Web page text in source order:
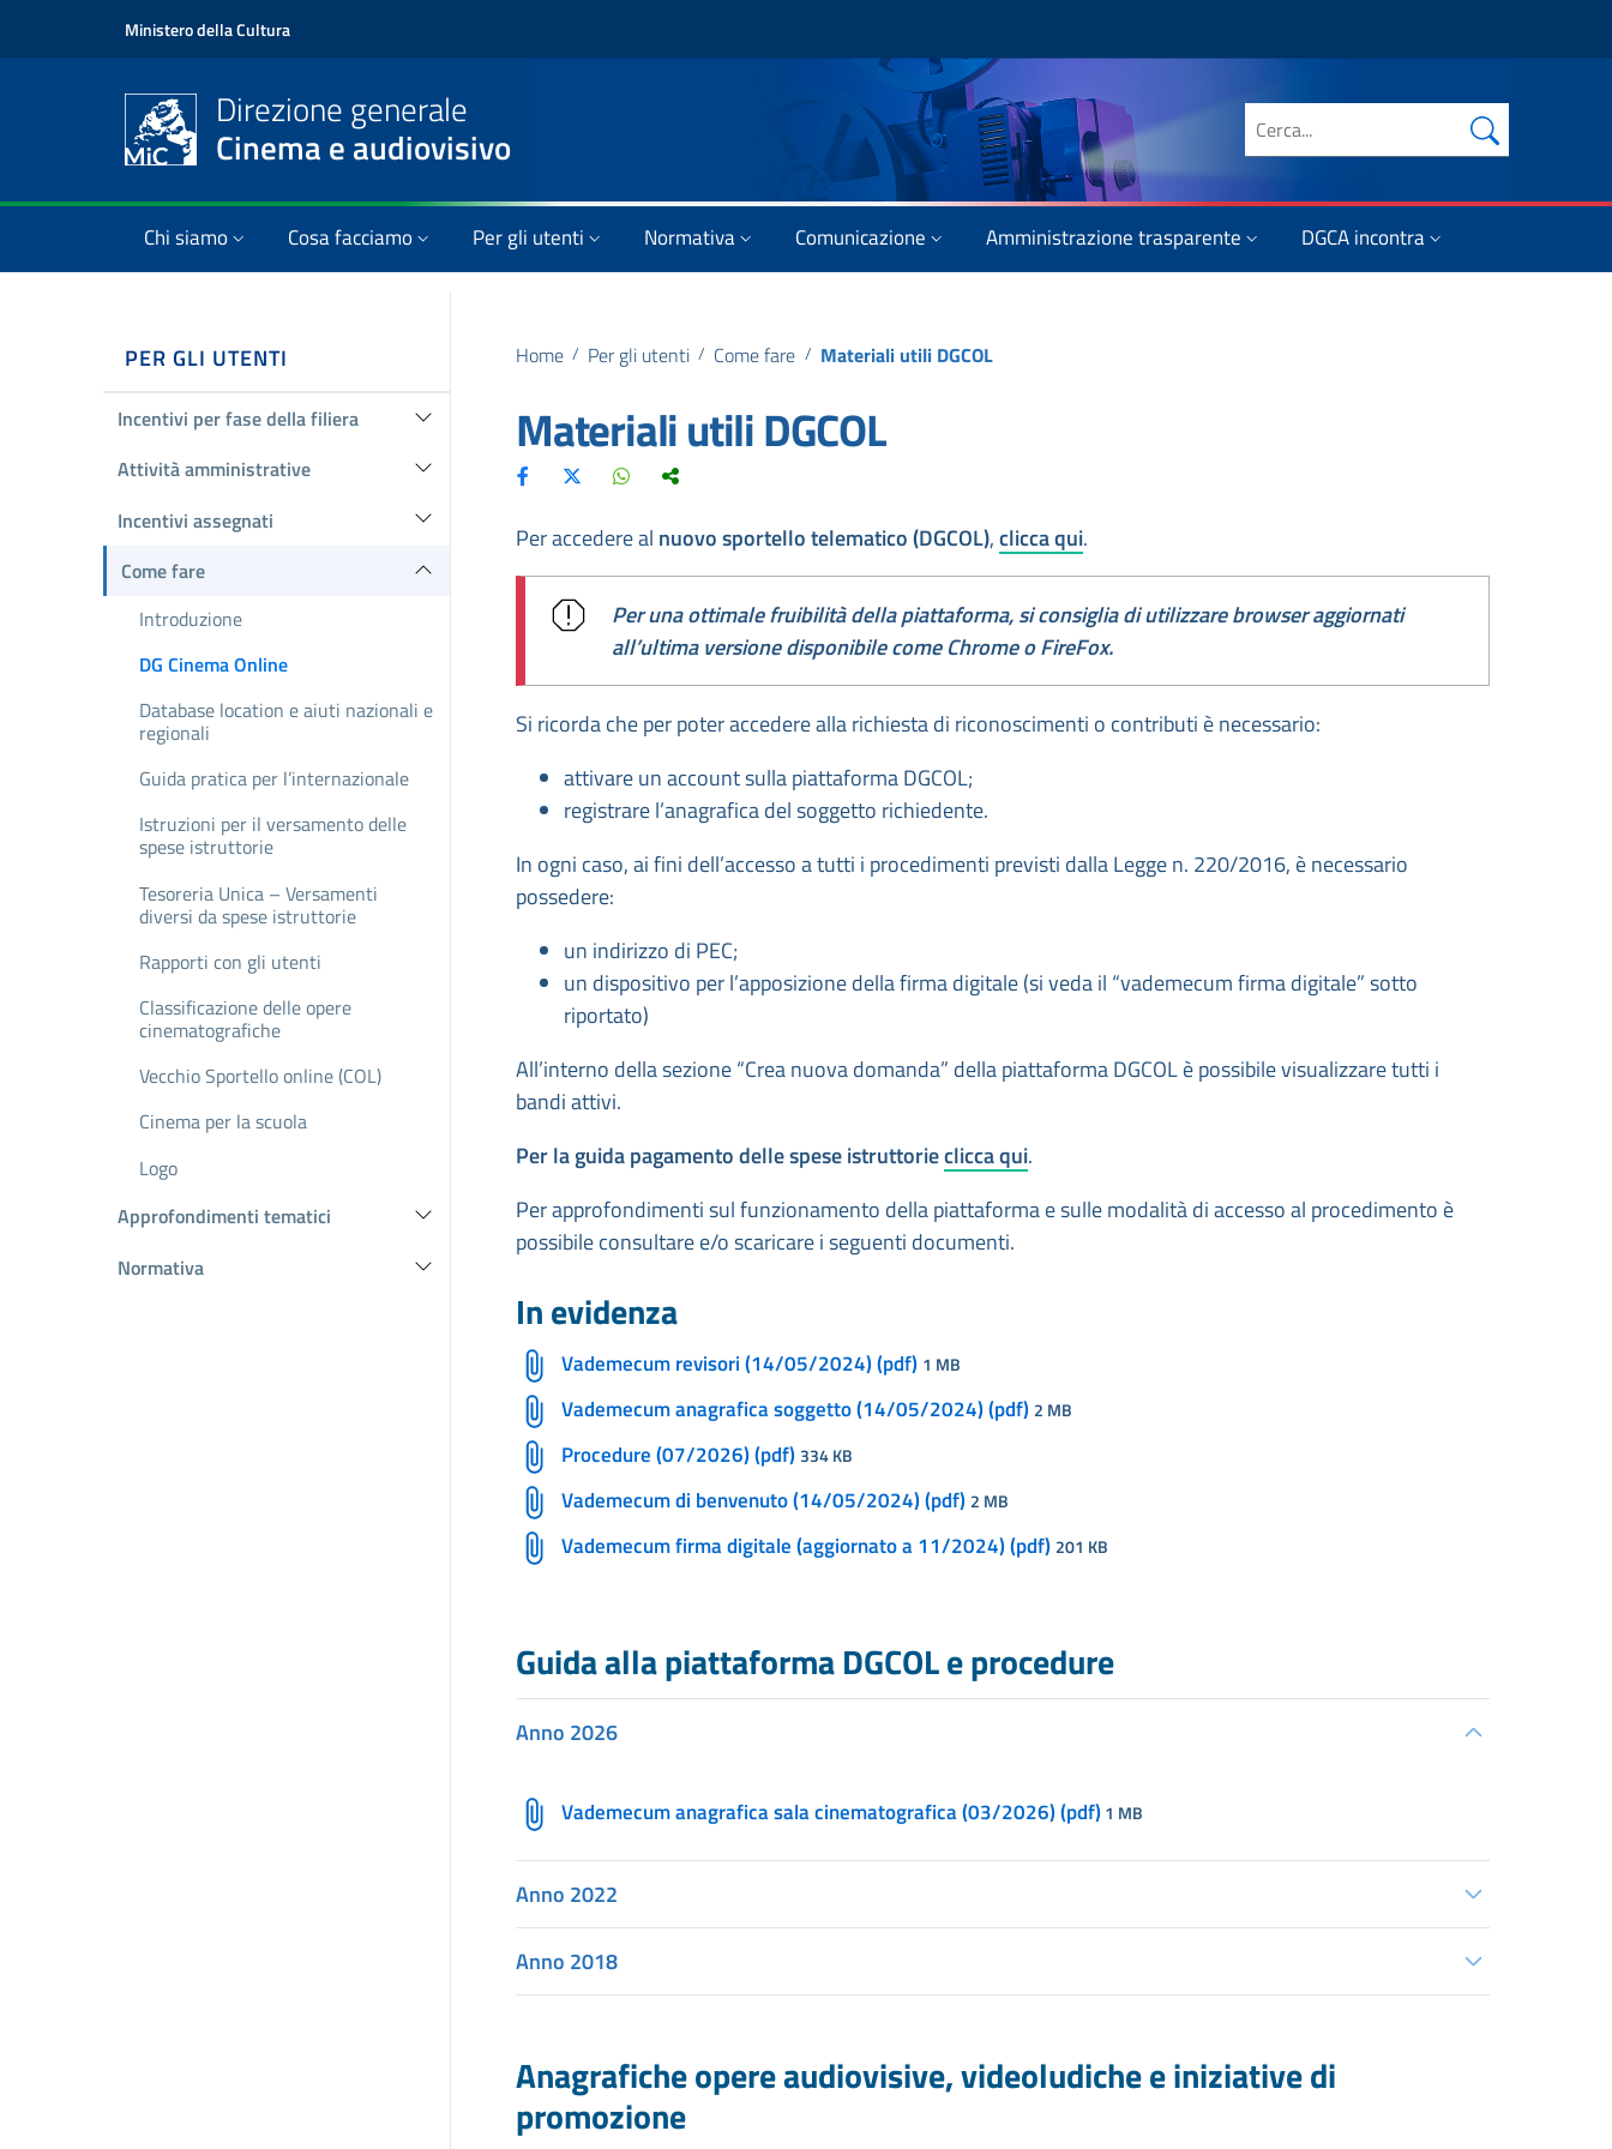
Ministero della Cultura
Direzione generale
Cinema e audiovisivo Cerca nel sito
Chi siamo Cosa facciamo Per gli utenti Normativa Comunicazione Amministrazione trasparente DGCA incontra
PER GLI UTENTI
Incentivi per fase della filiera
Attività amministrative
Incentivi assegnati
Come fare
Introduzione
DG Cinema Online
Database location e aiuti nazionali e
regionali
Guida pratica per l’internazionale
Istruzioni per il versamento delle
spese istruttorie
Tesoreria Unica – Versamenti
diversi da spese istruttorie
Rapporti con gli utenti
Classificazione delle opere
cinematografiche
Vecchio Sportello online (COL)
Cinema per la scuola
Logo
Approfondimenti tematici
Normativa
Home / Per gli utenti / Come fare / Materiali utili DGCOL
Materiali utili DGCOL
Per accedere al nuovo sportello telematico (DGCOL),clicca qui.
Per una ottimale fruibilità della piattaforma, si consiglia di utilizzare browser aggiornati
all’ultima versione disponibile come Chrome o FireFox.
Si ricorda che per poter accedere alla richiesta di riconoscimenti o contributi è necessario:
attivare un account sulla piattaforma DGCOL;
registrare l’anagrafica del soggetto richiedente.
In ogni caso, ai fini dell’accesso a tutti i procedimenti previsti dalla Legge n. 220/2016, è necessario
possedere:
un indirizzo di PEC;
un dispositivo per l’apposizione della firma digitale (si veda il “vademecum firma digitale” sotto
riportato)
All’interno della sezione “Crea nuova domanda” della piattaforma DGCOL è possibile visualizzare tutti i
bandi attivi.
Per la guida pagamento delle spese istruttorieclicca qui.
Per approfondimenti sul funzionamento della piattaforma e sulle modalità di accesso al procedimento è
possibile consultare e/o scaricare i seguenti documenti.
In evidenza
Vademecum revisori (14/05/2024) (pdf) 1 MB
Vademecum anagrafica soggetto (14/05/2024) (pdf) 2 MB
Procedure (07/2026) (pdf) 334 KB
Vademecum di benvenuto (14/05/2024) (pdf) 2 MB
Vademecum firma digitale (aggiornato a 11/2024) (pdf) 201 KB
Guida alla piattaforma DGCOL e procedure
Anno 2026
Vademecum anagrafica sala cinematografica (03/2026) (pdf)1 MB
Anno 2022
Anno 2018
Anagrafiche opere audiovisive, videoludiche e iniziative di
promozione